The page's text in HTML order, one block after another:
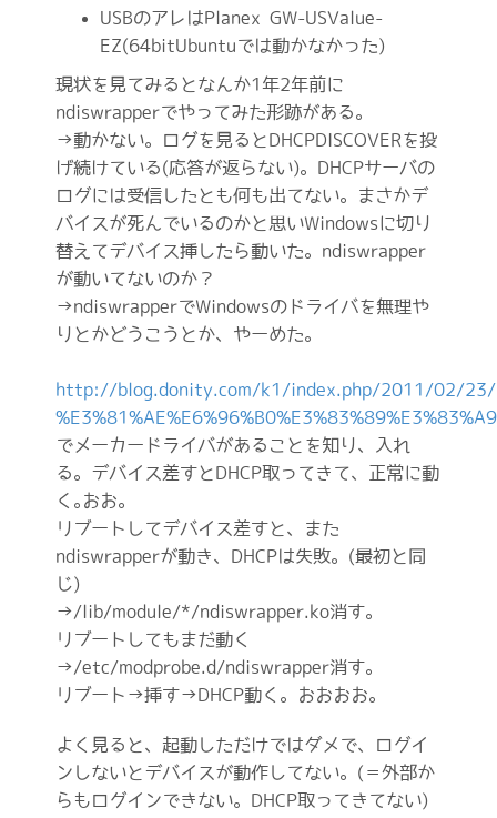
USBのアレはPlanex GW-USValue-
EZ(64bitUbuntuでは動かなかった)
現状を見てみるとなんか1年2年前に
ndiswrapperでやってみた形跡がある。
→動かない。ログを見るとDHCPDISCOVERを投
げ続けている(応答が返らない)。DHCPサーバの
ログには受信したとも何も出てない。まさかデ
バイスが死んでいるのかと思いWindowsに切り
替えてデバイス挿したら動いた。ndiswrapper
が動いてないのか？
→ndiswrapperでWindowsのドライバを無理や
りとかどうこうとか、やーめた。
http://blog.donity.com/k1/index.php/2011/02/
でメーカードライバがあることを知り、入れ
る。デバイス差すとDHCP取ってきて、正常に動
く｡おお。
リブートしてデバイス差すと、また
ndiswrapperが動き、DHCPは失敗。(最初と同
じ)
→/lib/module/*/ndiswrapper.ko消す。
リブートしてもまだ動く
→/etc/modprobe.d/ndiswrapper消す。
リブート→挿す→DHCP動く。おおおお。
よく見ると、起動しただけではダメで、ログイ
ンしないとデバイスが動作してない。(＝外部か
らもログインできない。DHCP取ってきてない)